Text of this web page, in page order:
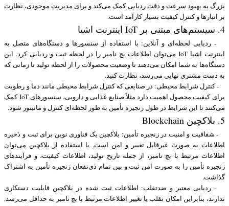
بزرگ به بهبود سرعت و دقت ردیابی کمک می‌کند و برای مدیریت موجودی، نظارت
بر انبارها و کنترل کیفیت بسیار کارآمد است.
4. سیستم‌های مبتنی بر IoT اینترنت اشیا
- ردیابی لحظه‌ای و آنلاین: با استفاده از سنسورها و دستگاه‌های متصل به
اینترنت اشیا IoT می‌توان اطلاعات بچ نامبر را در لحظه ثبت و ردیابی کرد. این
دستگاه‌ها به شما امکان می‌دهند تا وضعیت محصولات را از لحظه تولید تا زمانی که
به دست مشتری نهایی می‌رسد، نظارت کنید.
- کنترل شرایط محیطی: در صنایعی که کنترل شرایط محیطی مانند دما و رطوبت
برای کیفیت محصول اهمیت دارد مثلاً صنایع غذایی و دارویی، سنسورهای IoT کمک
می‌کنند تا این شرایط در طول زنجیره تأمین به طور لحظه‌ای کنترل و مانیتور شود.
5. بلاکچین Blockchain
- شفافیت و امنیت در زنجیره تأمین: بلاکچین یک فناوری نوین برای ثبت و ذخیره
اطلاعات به صورت غیرقابل تغییر و امن است. با استفاده از بلاکچین می‌توان
اطلاعات مرتبط با بچ نامبر، از جمله تاریخ تولید، اطلاعات کیفیت، و فرآیندهای
زنجیره تأمین را به صورت امن ثبت و بین تمام ذی‌نفعان زنجیره تأمین به اشتراک
گذاشت.
- ردیابی معتبر و ضدتقلب: اطلاعات ثبت شده در بلاکچین قابلیت دستکاری
ندارند، بنابراین امکان تقلب یا تغییر اطلاعات مرتبط با بچ نامبر به حداقل می‌رسد.